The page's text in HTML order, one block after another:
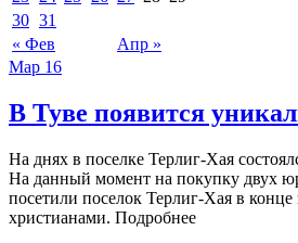
« Фев Апр »
30 31
Мар 16
В Туве появится
На днях в поселке Терлиг-Хая
На данный момент на покупку двух
посетили поселок Терлиг-Хая в
христианами. Подробнее